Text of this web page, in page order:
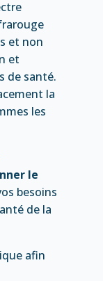
et non
et
de santé.
la
les
le
besoins
de la
afin